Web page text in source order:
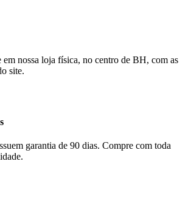
em nossa loja física, no centro de BH, com as
site.
garantia de 90 dias. Compre com toda